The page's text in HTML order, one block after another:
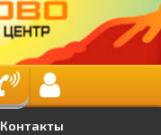
Контакты